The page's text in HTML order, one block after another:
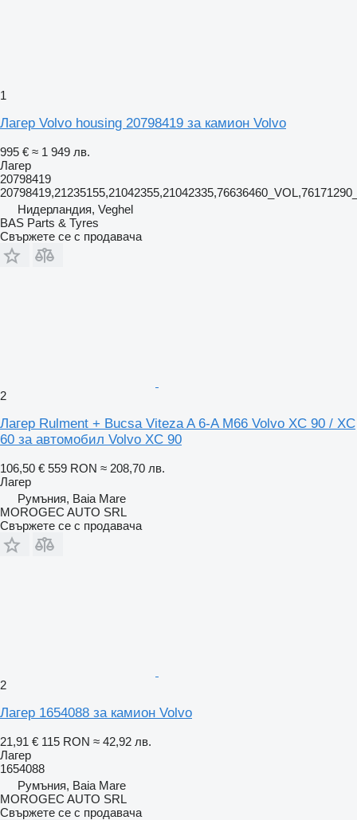
1
Лагер Volvo housing 20798419 за камион Volvo
995 € ≈ 1 949 лв.
Лагер
20798419
Нидерландия, Veghel
BAS Parts & Tyres
Свържете се с продавача
2
Лагер Rulment + Bucsa Viteza A 6-A M66 Volvo XC 90 / XC
60 за автомобил Volvo XC 90
106,50 € 559 RON ≈ 208,70 лв.
Лагер
Румъния, Baia Mare
MOROGEC AUTO SRL
Свържете се с продавача
2
Лагер 1654088 за камион Volvo
21,91 € 115 RON ≈ 42,92 лв.
Лагер
1654088
Румъния, Baia Mare
MOROGEC AUTO SRL
Свържете се с продавача